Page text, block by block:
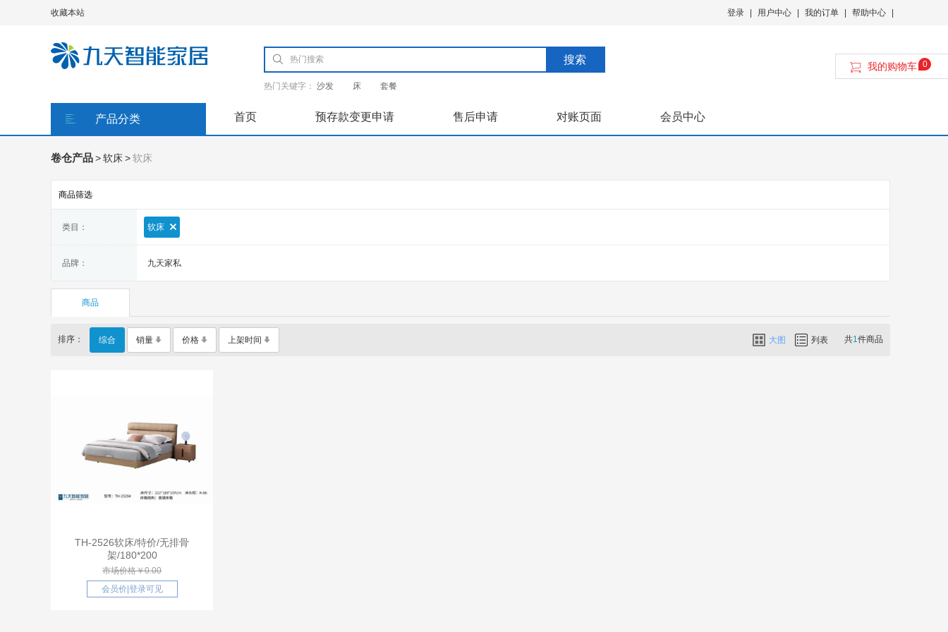
收藏本站 登录 用户中心 我的订单 帮助中心
搜索
热门关键字： 沙发 床 套餐
0
我的购物车
产品分类 首页 预存款变更申请 售后申请 对账页面 会员中心
卷仓产品>软床>软床
商品筛选
类目： 软床
品牌： 九天家私
商品
排序： 综合 销量 价格 上架时间 大图 列表 共1件商品
TH-2526软床/特价/无排骨
架/180*200
市场价格￥0.00
会员价 登录可见